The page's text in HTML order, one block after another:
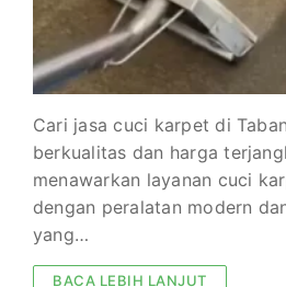
Cari jasa cuci karpet di
berkualitas dan harga
menawarkan layanan cuci
dengan peralatan modern
yang…
BACA LEBIH LANJUT